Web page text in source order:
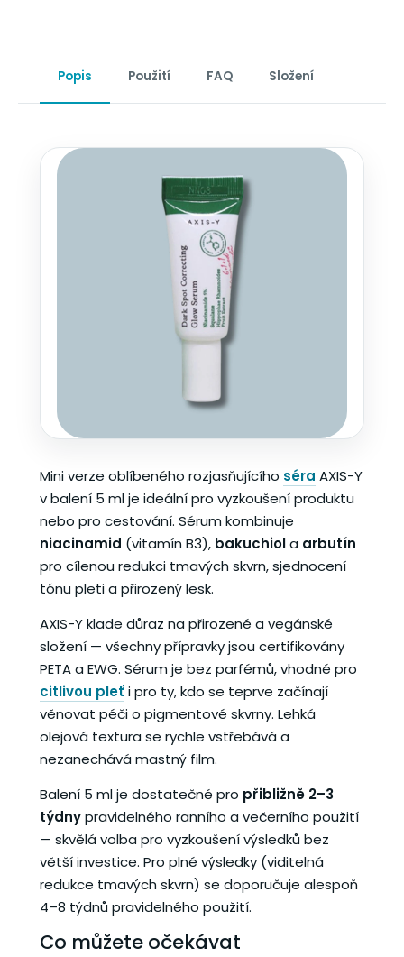
Popis Použití FAQ Složení
Mini verze oblíbeného rozjasňujícího séra AXIS-Y
v balení 5 ml je ideální pro vyzkoušení produktu
nebo pro cestování. Sérum kombinuje
niacinamid (vitamín B3), bakuchiola arbutín
pro cílenou redukci tmavých skvrn, sjednocení
tónu pleti a přirozený lesk.
AXIS-Y klade důraz na přirozené a vegánské
složení — všechny přípravky jsou certifikovány
PETA a EWG. Sérum je bez parfémů, vhodné pro
citlivou pleťi pro ty, kdo se teprve začínají
věnovat péči o pigmentové skvrny. Lehká
olejová textura se rychle vstřebává a
nezanechává mastný film.
Balení 5 ml je dostatečné pro přibližně 2–3
týdnypravidelného ranního a večerního použití
— skvělá volba pro vyzkoušení výsledků bez
větší investice. Pro plné výsledky (viditelná
redukce tmavých skvrn) se doporučuje alespoň
4–8 týdnů pravidelného použití.
Co můžete očekávat